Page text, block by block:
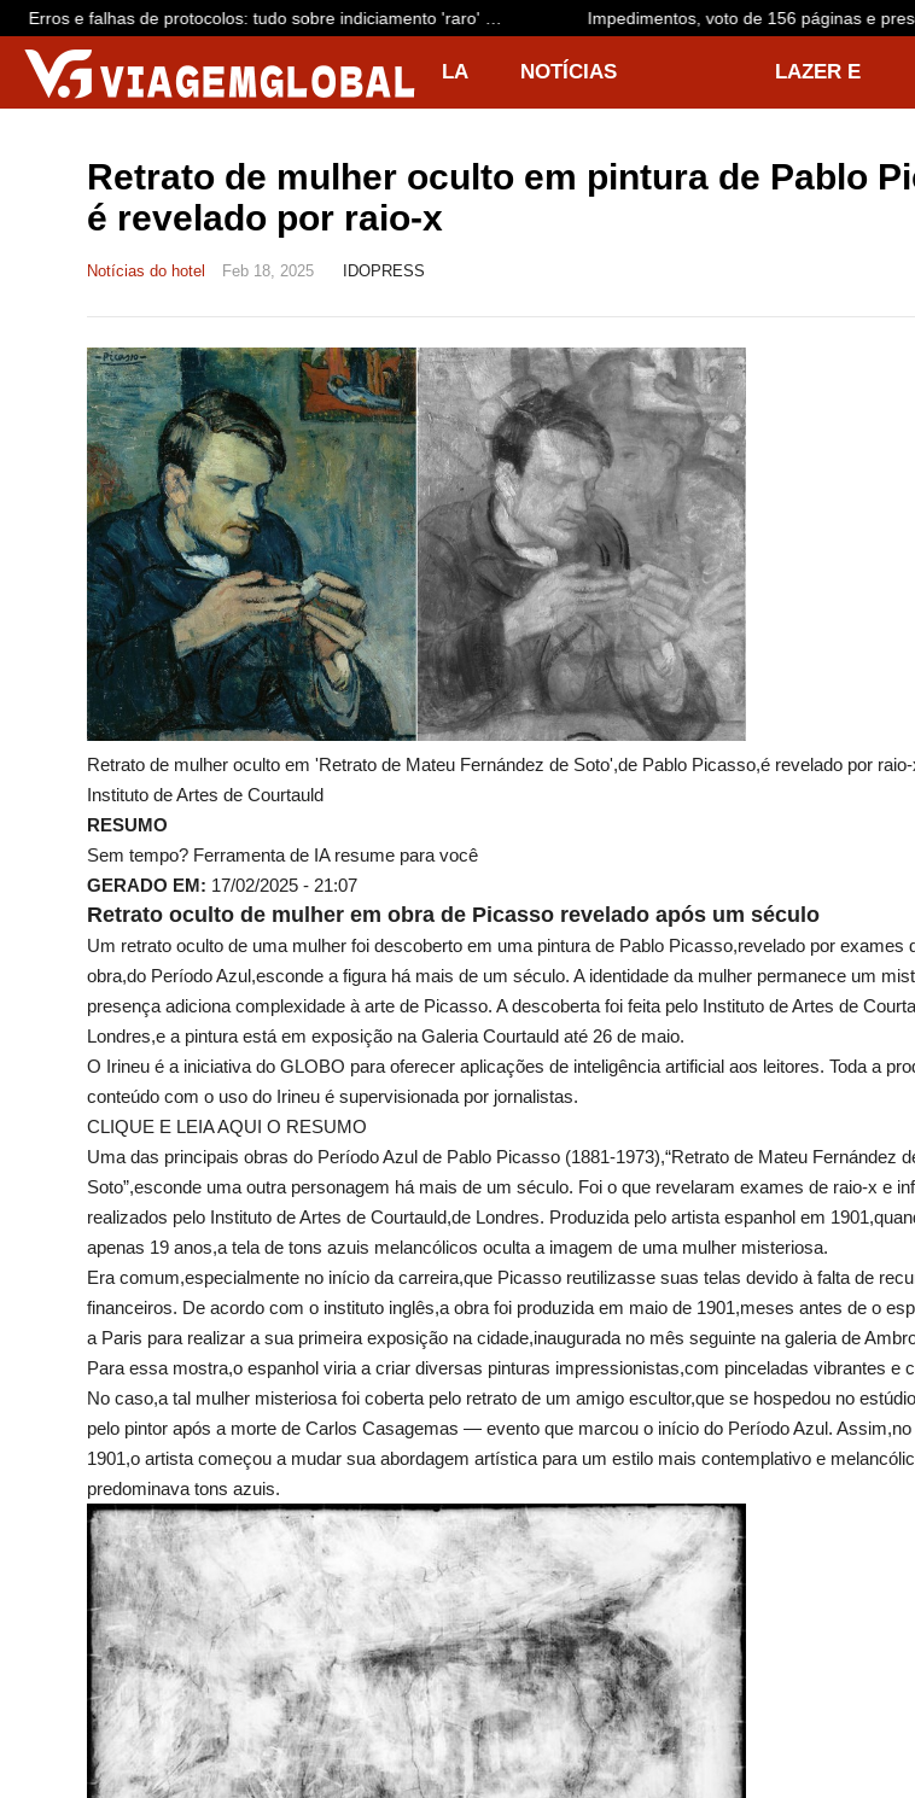
Erros e falhas de protocolos: tudo sobre indiciamento 'raro' de
dono da Voepass e mais 15 por queda de avião que matou 62
Impedimentos, voto de 156 páginas e
LA NOTÍCIAS LAZER E
Retrato de mulher oculto em pintura de Pablo
é revelado por raio-x
Notícias do hotel Feb 18, 2025 IDOPRESS
Retrato de mulher oculto em 'Retrato de Mateu Fernández de Soto',de Pablo Picasso,é revelado por
Instituto de Artes de Courtauld
RESUMO
Sem tempo? Ferramenta de IA resume para você
GERADO EM: 17/02/2025 - 21:07
Retrato oculto de mulher em obra de Picasso revelado após um século
Um retrato oculto de uma mulher foi descoberto em uma pintura de Pablo Picasso,revelado por exames
obra,do Período Azul,esconde a figura há mais de um século. A identidade da mulher permanece um
presença adiciona complexidade à arte de Picasso. A descoberta foi feita pelo Instituto de Artes de
Londres,e a pintura está em exposição na Galeria Courtauld até 26 de maio.
O Irineu é a iniciativa do GLOBO para oferecer aplicações de inteligência artificial aos leitores. Toda a
conteúdo com o uso do Irineu é supervisionada por jornalistas.
CLIQUE E LEIA AQUI O RESUMO
Uma das principais obras do Período Azul de Pablo Picasso (1881-1973),“Retrato de Mateu Fernández
Soto”,esconde uma outra personagem há mais de um século. Foi o que revelaram exames de raio-x e
realizados pelo Instituto de Artes de Courtauld,de Londres. Produzida pelo artista espanhol em
apenas 19 anos,a tela de tons azuis melancólicos oculta a imagem de uma mulher misteriosa.
Era comum,especialmente no início da carreira,que Picasso reutilizasse suas telas devido à falta de
financeiros. De acordo com o instituto inglês,a obra foi produzida em maio de 1901,meses antes de o
a Paris para realizar a sua primeira exposição na cidade,inaugurada no mês seguinte na galeria de
Para essa mostra,o espanhol viria a criar diversas pinturas impressionistas,com pinceladas vibrantes e
No caso,a tal mulher misteriosa foi coberta pelo retrato de um amigo escultor,que se hospedou no
pelo pintor após a morte de Carlos Casagemas — evento que marcou o início do Período Azul. Assim,no
1901,o artista começou a mudar sua abordagem artística para um estilo mais contemplativo e
predominava tons azuis.